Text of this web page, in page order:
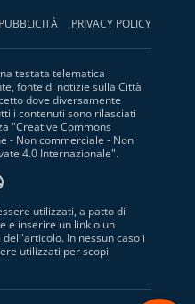
PUBBLICITÀ PRIVACY POLICY
testata telematica
fonte di notizie sulla Città
dove diversamente
i contenuti sono rilasciati
"Creative Commons
- Non commerciale - Non
4.0 Internazionale".
utilizzati, a patto di
e inserire un link o un
In nessun caso i
utilizzati per scopi